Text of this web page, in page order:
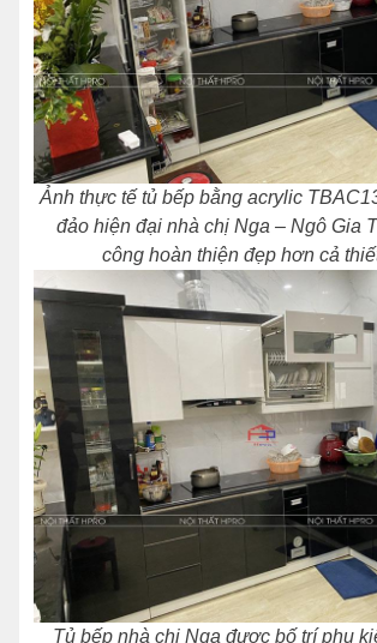
Ảnh thực tế tủ bếp bằng acrylic
đảo hiện đại nhà chị Nga – Ngô Gia
công hoàn thiện đẹp hơn cả
Tủ bếp nhà chị Nga được bố trí phụ